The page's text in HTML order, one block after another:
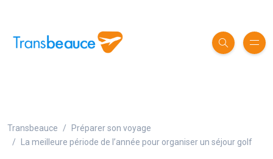
Transbeauce
Préparer son voyage
La meilleure période de l’année pour organiser un séjour golf